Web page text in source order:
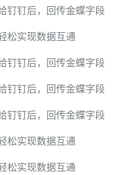
钉钉后，回传金蝶字段
松实现数据互通
钉钉后，回传金蝶字段
钉钉后，回传金蝶字段
钉钉后，回传金蝶字段
松实现数据互通
松实现数据互通